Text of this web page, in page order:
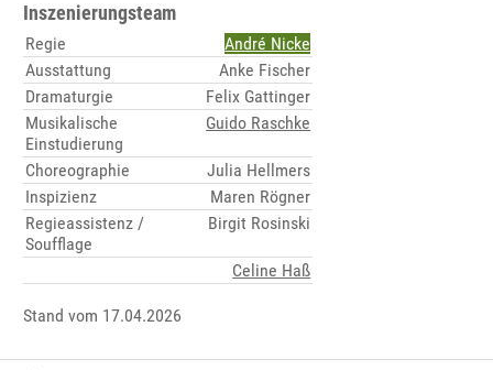
Inszenierungsteam
Regie
André Nicke
Ausstattung
Anke Fischer
Dramaturgie
Felix Gattinger
Musikalische
Einstudierung
Guido Raschke
Choreographie
Julia Hellmers
Inspizienz
Maren Rögner
Regieassistenz /
Soufflage
Birgit Rosinski
Celine Haß
Stand vom 17.04.2026